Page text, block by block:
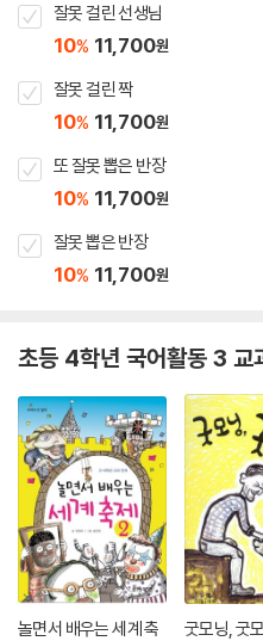
잘못 걸린 선생님
10% 11,700원
잘못 걸린 짝
10% 11,700원
또 잘못 뽑은 반장
10% 11,700원
잘못 뽑은 반장
10% 11,700원
초등 4학년 국어활동 3 교
놀면서 배우는 세계 축
굿모닝, 굿